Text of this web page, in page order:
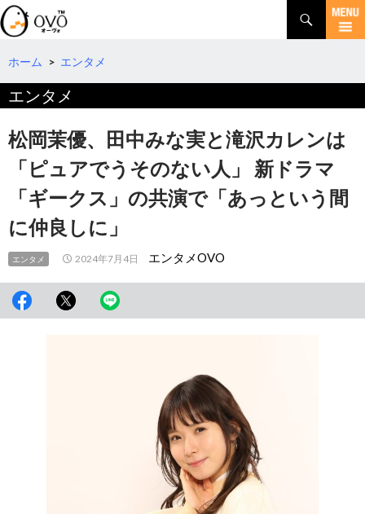
検
索
コ
テ
へ
動
ホーム > エンタメ
エンタメ
松岡茉優、田中みな実と滝沢カレンは
「ピュアでうそのない人」 新ドラマ
「ギークス」の共演で「あっという間
に仲良しに」
エンタメ 2024年7月4日 エンタメOVO